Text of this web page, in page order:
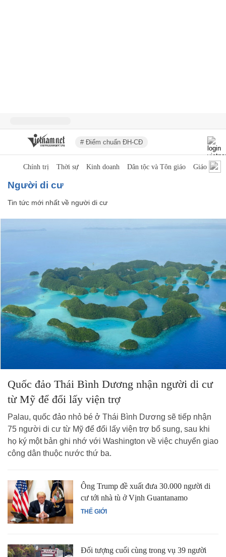
# Điểm chuẩn ĐH-CĐ
Chính trị Thời sự Kinh doanh Dân tộc và Tôn giáo Giáo dục
người di cư
Tin tức mới nhất về người di cư
Quốc đảo Thái Bình Dương nhận người di cư
từ Mỹ để đổi lấy viện trợ
Palau, quốc đảo nhỏ bé ở Thái Bình Dương sẽ tiếp nhận
75 người di cư từ Mỹ để đổi lấy viện trợ bổ sung, sau khi
họ ký một bản ghi nhớ với Washington về việc chuyển giao
công dân thuộc nước thứ ba.
THẾ GIỚI
Ông Trump đề xuất đưa 30.000 người di
cư tới nhà tù ở Vịnh Guantanamo
Đối tượng cuối cùng trong vụ 39 người